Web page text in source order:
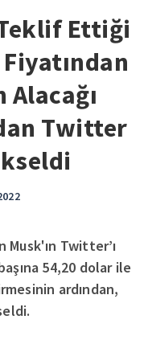
Ettiği
Alacağı
Twitter
Twitter’ı
54,20 dolar ile
ardından,